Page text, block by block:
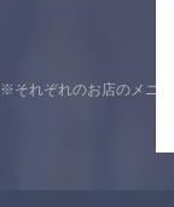
※それぞれのお店のメニュ